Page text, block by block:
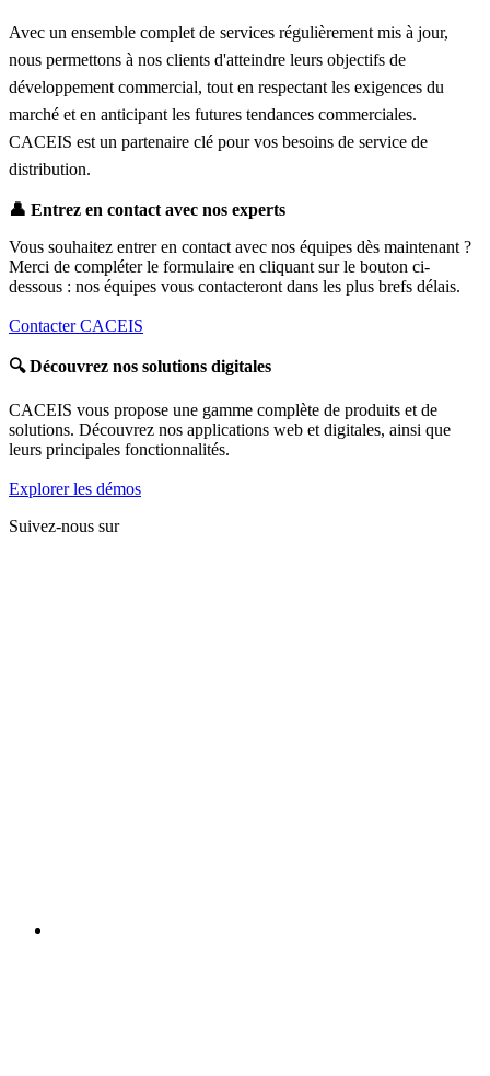
Avec un ensemble complet de services régulièrement mis à jour,
nous permettons à nos clients d'atteindre leurs objectifs de
développement commercial, tout en respectant les exigences du
marché et en anticipant les futures tendances commerciales.
CACEIS est un partenaire clé pour vos besoins de service de
distribution.
👤 Entrez en contact avec nos experts
Vous souhaitez entrer en contact avec nos équipes dès maintenant ?
Merci de compléter le formulaire en cliquant sur le bouton ci-
dessous : nos équipes vous contacteront dans les plus brefs délais.
Contacter CACEIS
🔍Découvrez nos solutions digitales
CACEIS vous propose une gamme complète de produits et de
solutions. Découvrez nos applications web et digitales, ainsi que
leurs principales fonctionnalités.
Explorer les démos
Suivez-nous sur